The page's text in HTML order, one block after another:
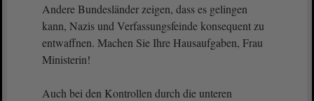
Andere Bundesländer zeigen, dass es gelingen
kann, Nazis und Verfassungsfeinde konsequent zu
entwaffnen. Machen Sie Ihre Hausaufgaben, Frau
Ministerin!
Auch bei den Kontrollen durch die unteren